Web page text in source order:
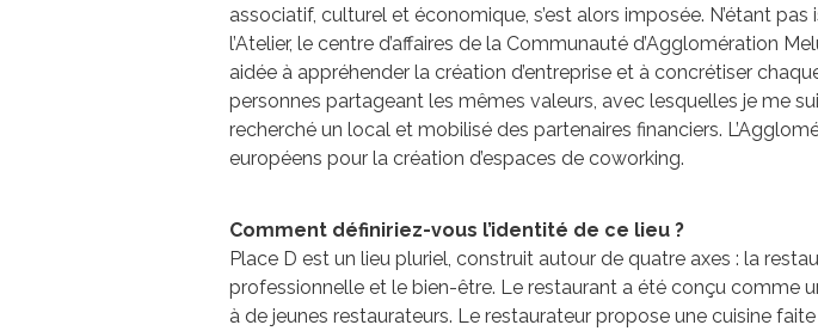
associatif, culturel et économique, s’est alors imposée. N’étant
l’Atelier, le centre d’affaires de la Communauté d’Agglomération
aidée à appréhender la création d’entreprise et à concrétiser
personnes partageant les mêmes valeurs, avec lesquelles je me
recherché un local et mobilisé des partenaires financiers.
européens pour la création d’espaces de coworking.
Comment définiriez-vous l’identité de ce lieu ?
Place D est un lieu pluriel, construit autour de quatre axes : la
professionnelle et le bien-être. Le restaurant a été conçu comme
à de jeunes restaurateurs. Le restaurateur propose une cuisine